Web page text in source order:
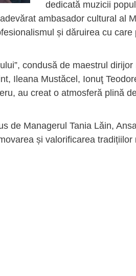
dedicată muzicii
ambasador cultural al
și dăruirea cu care
condusă de maestrul
Ileana Mustăcel, Ionuţ
au creat o atmosferă plină
de Managerul Tania Lăin,
și valorificarea tradițiilor